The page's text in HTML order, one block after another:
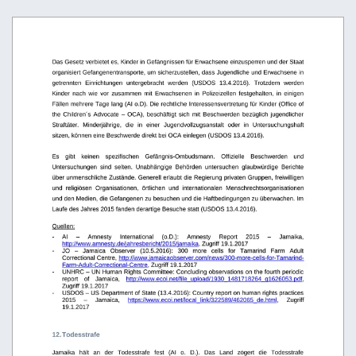
Das Gesetz verbietet es, Kinder in Gefängnissen für Erwachsene einzusperren und der Staat
organisiert Gefangenentransporte, um sicherzustellen, dass Jugendliche und Erwachsene in
getrennten   Einrichtungen   untergebracht   werden   (USDOS   13.4.2016).   Trotzdem   werden
Kinder  nach   wie   vor  zusammen   mit  Erwachsenen  in  Polizeizellen  festgehalten,   in  einigen
Fällen mehrere Tage lang (AI o.D). Die rechtliche Interessensvertretung für Kinder (Office of
the Children ́s Advocate – OCA), beschäftigt sich mit Beschwerden bezüglich jugendlicher
Straftäter.   Minderjährige,   die   in   einer   Jugendvollzugsanstalt   oder   in   Untersuchungshaft
sitzen, können eine Beschwerde direkt bei OCA einlegen (USDOS 13.4.2016).
Es
  gibt
  keinen
spezifischen
  Gefängnis-Ombudsmann.
Offizielle   Beschwerden   und
Untersuchungen   sind   selten.   Unabhängige   Behörden   untersuchen   glaubwürdige   Berichte
über unmenschliche Zustände. Generell erlaubt die Regierung privaten Gruppen, freiwilligen
und religiösen Organisationen, örtlichen und internationalen Menschrechtsorganisationen
und den Medien, die Gefangenen zu besuchen und die Haftbedingungen zu überwachen. Im
Laufe des Jahres 2015 fanden derartige Besuche statt (USDOS 13.4.2016).
Quellen:
-
AI – Amnesty International (o.D.): Amnesty Report 2015 –
Jamaika,
http://www.amnesty.de/jahresbericht/2015/jamaika, Zugriff 19.1.2017
-
JO   –   Jamaica   Observer   (10.5.2016):   300   more   cells   for   Tamarind   Farm   Adult
Correctional Centre, http://www.jamaicaobserver.com/news/300-more-cells-for-Tamarind-
Farm-Adult-Correctional-Centre, Zugriff 19.1.2017
-
UNHRC – UN Human Rights Committee: Concluding observations on the fourth periodic
report
of Jamaica, http://www.ecoi.net/file_upload/1930_1481718264_g1626053.pdf,
Zugriff 19.1.2017
-
USDOS – US Department of State (13.4.2016): Country report on human rights practices
2015
– Jamaica, https://www.ecoi.net/local_link/322589/462065_de.html,
Zugriff
19.1.2017
12. Todesstrafe
Jamaika   hält   an   der   Todesstrafe   fest   (AI   o.   D.).   Das   Land   zögert   die   Todesstrafe